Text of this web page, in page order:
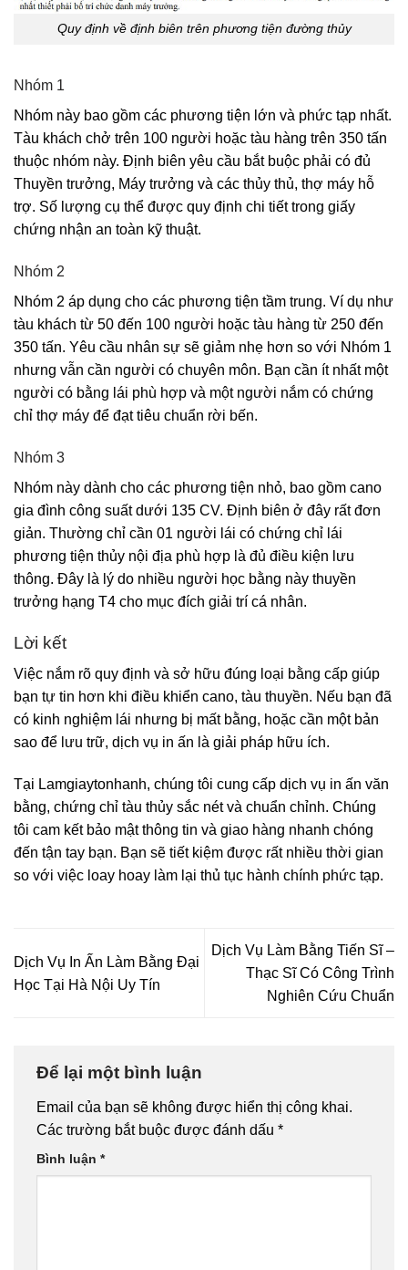
Quy định về định biên trên phương tiện đường thủy
Nhóm 1
Nhóm này bao gồm các phương tiện lớn và phức tạp nhất.
Tàu khách chở trên 100 người hoặc tàu hàng trên 350 tấn
thuộc nhóm này. Định biên yêu cầu bắt buộc phải có đủ
Thuyền trưởng, Máy trưởng và các thủy thủ, thợ máy hỗ
trợ. Số lượng cụ thể được quy định chi tiết trong giấy
chứng nhận an toàn kỹ thuật.
Nhóm 2
Nhóm 2 áp dụng cho các phương tiện tầm trung. Ví dụ như
tàu khách từ 50 đến 100 người hoặc tàu hàng từ 250 đến
350 tấn. Yêu cầu nhân sự sẽ giảm nhẹ hơn so với Nhóm 1
nhưng vẫn cần người có chuyên môn. Bạn cần ít nhất một
người có bằng lái phù hợp và một người nắm có chứng
chỉ thợ máy để đạt tiêu chuẩn rời bến.
Nhóm 3
Nhóm này dành cho các phương tiện nhỏ, bao gồm cano
gia đình công suất dưới 135 CV. Định biên ở đây rất đơn
giản. Thường chỉ cần 01 người lái có chứng chỉ lái
phương tiện thủy nội địa phù hợp là đủ điều kiện lưu
thông. Đây là lý do nhiều người học bằng này thuyền
trưởng hạng T4 cho mục đích giải trí cá nhân.
Lời kết
Việc nắm rõ quy định và sở hữu đúng loại bằng cấp giúp
bạn tự tin hơn khi điều khiển cano, tàu thuyền. Nếu bạn đã
có kinh nghiệm lái nhưng bị mất bằng, hoặc cần một bản
sao để lưu trữ, dịch vụ in ấn là giải pháp hữu ích.
Tại Lamgiaytonhanh, chúng tôi cung cấp dịch vụ in ấn văn
bằng, chứng chỉ tàu thủy sắc nét và chuẩn chỉnh. Chúng
tôi cam kết bảo mật thông tin và giao hàng nhanh chóng
đến tận tay bạn. Bạn sẽ tiết kiệm được rất nhiều thời gian
so với việc loay hoay làm lại thủ tục hành chính phức tạp.
Dịch Vụ In Ấn Làm Bằng Đại
Học Tại Hà Nội Uy Tín
Dịch Vụ Làm Bằng Tiến Sĩ –
Thạc Sĩ Có Công Trình
Nghiên Cứu Chuẩn
Để lại một bình luận
Email của bạn sẽ không được hiển thị công khai.
Các trường bắt buộc được đánh dấu *
Bình luận *